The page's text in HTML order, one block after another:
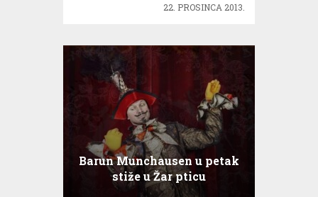
22. PROSINCA 2013.
Barun Munchausen u petak
stiže u Žar pticu